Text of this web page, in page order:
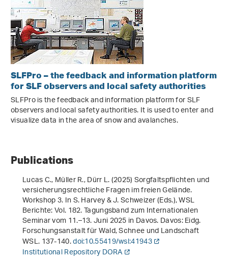
SLFPro – the feedback and information platform
for SLF observers and local safety authorities
SLFPro is the feedback and information platform for SLF
observers and local safety authorities. It is used to enter and
visualize data in the area of snow and avalanches.
Publications
Lucas C., Müller R., Dürr L. (2025)Sorgfaltspflichten und
versicherungsrechtliche Fragen im freien Gelände.
Workshop 3. In S. Harvey & J. Schweizer (Eds.),WSL
Berichte: Vol. 182.Tagungsband zum Internationalen
Seminar vom 11.–13. Juni 2025 in Davos. Davos: Eidg.
Forschungsanstalt für Wald, Schnee und Landschaft
WSL. 137-140.doi:10.55419/wsl:41943
Institutional Repository DORA